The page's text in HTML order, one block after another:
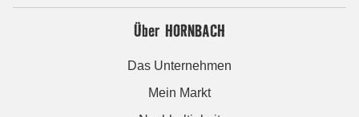
Über HORNBACH
Das Unternehmen
Mein Markt